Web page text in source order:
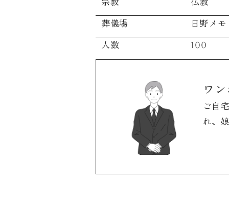
葬儀場 日野メ
人数 100
ワ
ご自
れ、